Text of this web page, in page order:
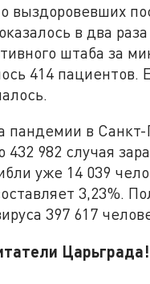
выздоровевших
в два
штаба за
414 пациентов.
пандемии в Санкт-
432 982 случая
уже 14 039
3,23%.
397 617
Царьграда!